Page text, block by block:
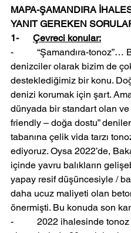
MAPA-ŞAMANDIRA
YANIT GEREKEN
1- Çevreci konular:
-          “Şamandıra-
denizciler olarak bizim de
desteklediğimiz bir konu.
denizi korumak için şart.
dünyada bir standart olan ve
friendly – doğa dostu”
tabanına çelik vida tarzı
ediyoruz. Oysa 2022’de,
içinde yavru balıkların
yapay resif düşüncesiyle /
daha ucuz maliyeti olan
önermişti. Bu konuda son
-          2022 ihalesinde tonoz